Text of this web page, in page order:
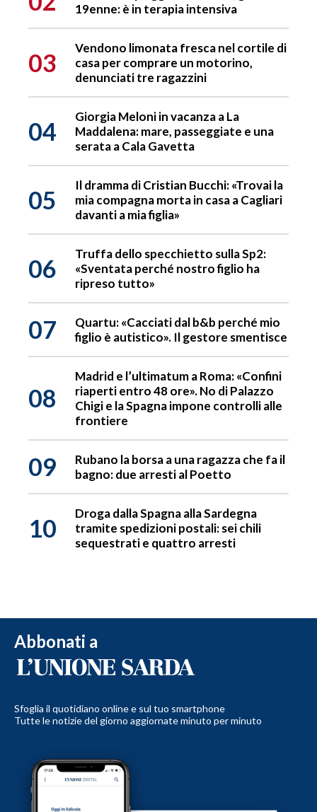
19enne: è in terapia intensiva
03
Vendono limonata fresca nel cortile di
casa per comprare un motorino,
denunciati tre ragazzini
04
Giorgia Meloni in vacanza a La
Maddalena: mare, passeggiate e una
serata a Cala Gavetta
05
Il dramma di Cristian Bucchi: «Trovai la
mia compagna morta in casa a Cagliari
davanti a mia figlia»
06
Truffa dello specchietto sulla Sp2:
«Sventata perché nostro figlio ha
ripreso tutto»
07
Quartu: «Cacciati dal b&b perché mio
figlio è autistico». Il gestore smentisce
08
Madrid e l’ultimatum a Roma: «Confini
riaperti entro 48 ore». No di Palazzo
Chigi e la Spagna impone controlli alle
frontiere
09
Rubano la borsa a una ragazza che fa il
bagno: due arresti al Poetto
10
Droga dalla Spagna alla Sardegna
tramite spedizioni postali: sei chili
sequestrati e quattro arresti
Abbonati a
Sfoglia il quotidiano online e sul tuo smartphone
Tutte le notizie del giorno aggiornate minuto per minuto